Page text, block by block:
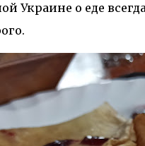
Украине о еде